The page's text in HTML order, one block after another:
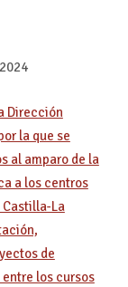
Dirección
la que se
al amparo de la
a los centros
La
de
los cursos